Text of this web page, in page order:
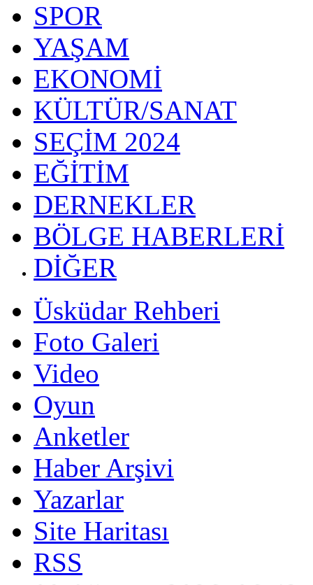
SPOR
YAŞAM
EKONOMİ
KÜLTÜR/SANAT
SEÇİM 2024
EĞİTİM
DERNEKLER
BÖLGE HABERLERİ
DİĞER
Üsküdar Rehberi
Foto Galeri
Video
Oyun
Anketler
Haber Arşivi
Yazarlar
Site Haritası
RSS